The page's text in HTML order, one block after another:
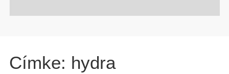
Címke: hydra